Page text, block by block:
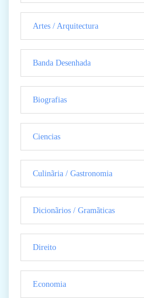
Artes / Arquitectura
Banda Desenhada
Biografias
Ciencias
Culinãria / Gastronomia
Dicionãrios / Gramãticas
Direito
Economia